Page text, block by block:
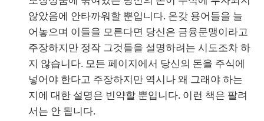
않았음에 안타까워할 뿐입니다. 온갖 용어들을 늘
어놓으며 이들을 모른다면 당신은 금융문맹이라고
주장하지만 정작 그것들을 설명하려는 시도조차 하
지 않습니다. 모든 페이지에서 당신의 돈을 주식에
넣어야 한다고 주장하지만 역시나 왜 그래야 하는
지에 대한 설명은 빈약할 뿐입니다. 이런 책은 팔려
서는 안 됩니다.